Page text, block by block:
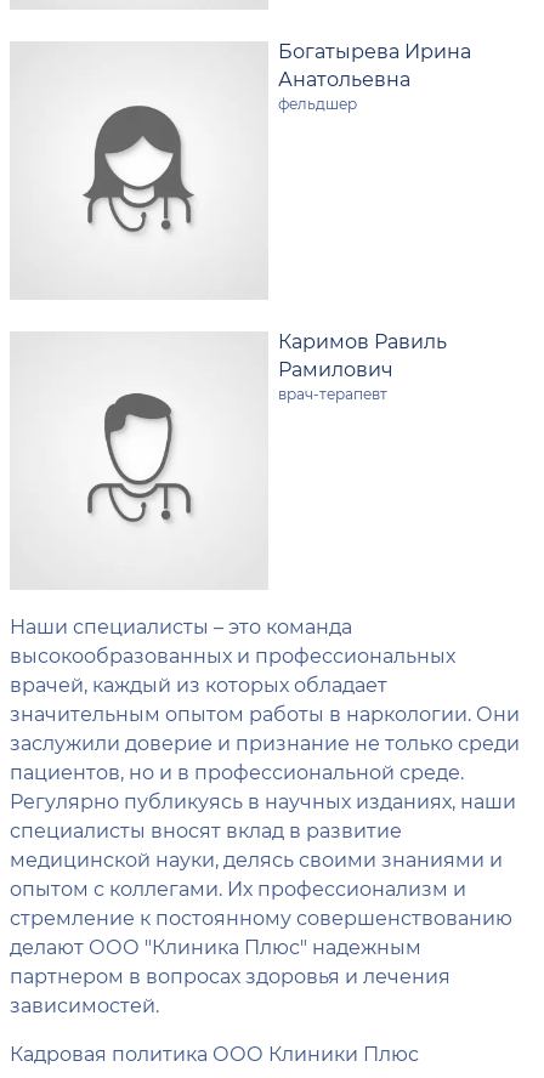
Богатырева Ирина
Анатольевна
фельдшер
Каримов Равиль
Рамилович
врач-терапевт
Наши специалисты – это команда
высокообразованных и профессиональных
врачей, каждый из которых обладает
значительным опытом работы в наркологии. Они
заслужили доверие и признание не только среди
пациентов, но и в профессиональной среде.
Регулярно публикуясь в научных изданиях, наши
специалисты вносят вклад в развитие
медицинской науки, делясь своими знаниями и
опытом с коллегами. Их профессионализм и
стремление к постоянному совершенствованию
делают ООО "Клиника Плюс" надежным
партнером в вопросах здоровья и лечения
зависимостей.
Кадровая политика ООО Клиники Плюс